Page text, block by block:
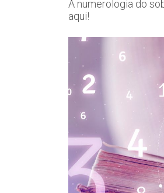
A numerologia do
aqui!